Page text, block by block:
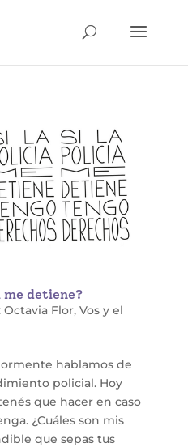
me detiene?
Octavia Flor, Vos y el
hablamos de
policial. Hoy
que hacer en caso
¿Cuáles son mis
que sepas tus